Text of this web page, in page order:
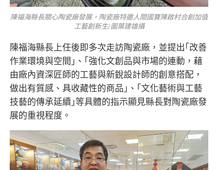
陳福海縣長關心陶瓷廠發展，陶瓷廠特邀人間國寶陳啟村合創加值
工藝創新生/圖葉建雄攝
陳福海縣長上任後即多次走訪陶瓷廠，並提出｢改善
作業環境與空間｣、｢強化文創品與市場的連動，藉
由廠內資深匠師的工藝與新銳設計師的創意搭配，
做出有質感、具收藏性的商品｣、｢文化藝術與工藝
技藝的傳承延續｣等具體的指示顯見縣長對陶瓷廠發
展的重視程度。